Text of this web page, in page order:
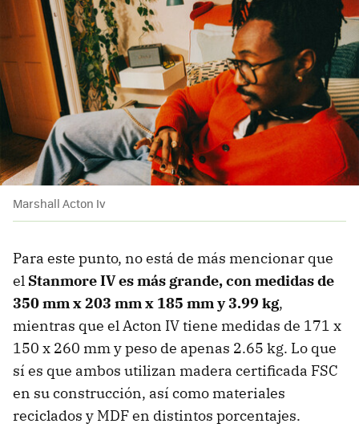
Marshall Acton Iv
Para este punto, no está de más mencionar que
el Stanmore IV es más grande, con medidas de
350 mm x 203 mm x 185 mmy3.99 kg,
mientras que el Acton IV tiene medidas de 171 x
150 x 260 mm y peso de apenas 2.65 kg. Lo que
sí es que ambos utilizan madera certificada FSC
en su construcción, así como materiales
reciclados y MDF en distintos porcentajes.